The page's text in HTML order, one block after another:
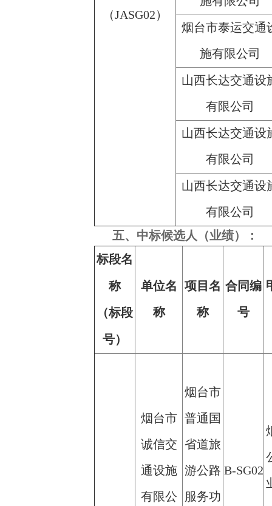
（JASG02）
烟台市泰运交通
施有限公司
山西长达交通设
有限公司
山西长达交通设
有限公司
山西长达交通设
有限公司
五、中标候选人（业绩）：
标段名
称
（标段
号）
单位名
称
项目名
称
合同编
号
烟台市
诚信交
通设施
有限公
烟台市
普通国
省道旅
游公路
服务功
B-SG02